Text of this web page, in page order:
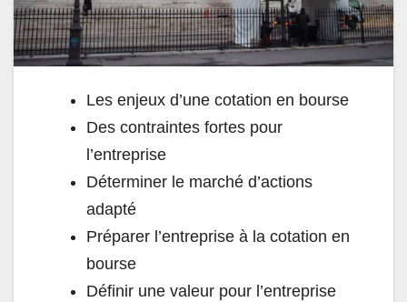
Les enjeux d’une cotation en bourse
Des contraintes fortes pour
l’entreprise
Déterminer le marché d’actions
adapté
Préparer l’entreprise à la cotation en
bourse
Définir une valeur pour l’entreprise